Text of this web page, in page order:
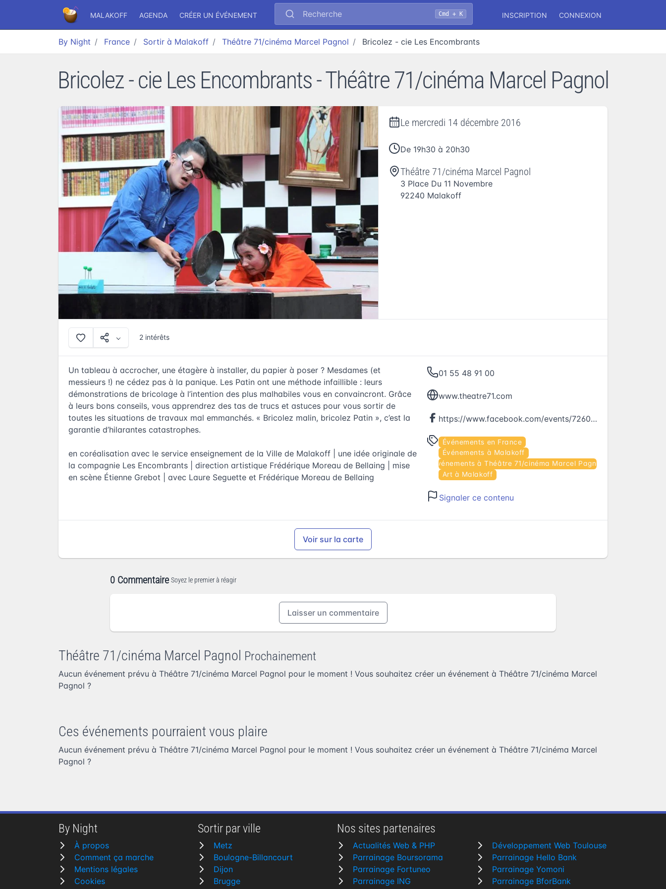
MALAKOFF AGENDA CRÉER UN ÉVÉNEMENT Recherche Cmd + K INSCRIPTION CONNEXION
By Night France Sortir à Malakoff Théâtre 71/cinéma Marcel Pagnol Bricolez - cie Les Encombrants
Bricolez - cie Les Encombrants - Théâtre 71/cinéma Marcel Pagnol
Le mercredi 14 décembre 2016
De 19h30 à 20h30
Théâtre 71/cinéma Marcel Pagnol
3 Place Du 11 Novembre
92240 Malakoff
2 intérêts
Un tableau à accrocher, une étagère à installer, du papier à poser ? Mesdames (et
messieurs !) ne cédez pas à la panique. Les Patin ont une méthode infaillible : leurs
démonstrations de bricolage à l’intention des plus malhabiles vous en convaincront. Grâce
à leurs bons conseils, vous apprendrez des tas de trucs et astuces pour vous sortir de
toutes les situations de travaux mal emmanchés. « Bricolez malin, bricolez Patin », c’est la
garantie d’hilarantes catastrophes.
en coréalisation avec le service enseignement de la Ville de Malakoff | une idée originale de
la compagnie Les Encombrants | direction artistique Frédérique Moreau de Bellaing | mise
en scène Étienne Grebot | avec Laure Seguette et Frédérique Moreau de Bellaing
01 55 48 91 00
www.theatre71.com
https://www.facebook.com/events/726067127543451
Événements en France
Événements à Malakoff
Événements à Théâtre 71/cinéma Marcel Pagnol
Art à Malakoff
Signaler ce contenu
Voir sur la carte
0 Commentaire Soyez le premier à réagir
Laisser un commentaire
Théâtre 71/cinéma Marcel Pagnol Prochainement
Aucun événement prévu à Théâtre 71/cinéma Marcel Pagnol pour le moment ! Vous souhaitez créer un événement à Théâtre 71/cinéma Marcel
Pagnol ?
Ces événements pourraient vous plaire
Aucun événement prévu à Théâtre 71/cinéma Marcel Pagnol pour le moment ! Vous souhaitez créer un événement à Théâtre 71/cinéma Marcel
Pagnol ?
By Night
À propos
Comment ça marche
Mentions légales
Cookies
Sortir par ville
Metz
Boulogne-Billancourt
Dijon
Brugge
Nos sites partenaires
Actualités Web & PHP
Parrainage Boursorama
Parrainage Fortuneo
Parrainage ING
Développement Web Toulouse
Parrainage Hello Bank
Parrainage Yomoni
Parrainage BforBank